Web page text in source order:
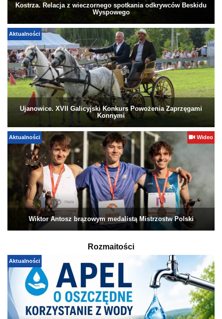
Kostrza. Relacja z wieczornego spotkania odkrywców Beskidu
Wyspowego
Aktualności
Ujanowice. XVII Galicyjski Konkurs Powożenia Zaprzęgami
Konnymi
Aktualności Wideo
Wiktor Antosz brązowym medalistą Mistrzostw Polski
Rozmaitości
Aktualności